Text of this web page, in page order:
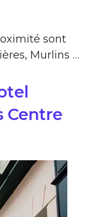
sont
Murlins …
Centre